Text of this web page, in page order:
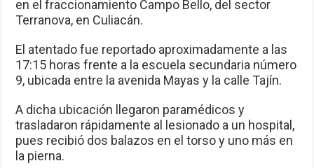
en el fraccionamiento Campo Bello, del sector
Terranova, en Culiacán.
El atentado fue reportado aproximadamente a las
17:15 horas frente a la escuela secundaria número
9, ubicada entre la avenida Mayas y la calle Tajín.
A dicha ubicación llegaron paramédicos y
trasladaron rápidamente al lesionado a un hospital,
pues recibió dos balazos en el torso y uno más en
la pierna.